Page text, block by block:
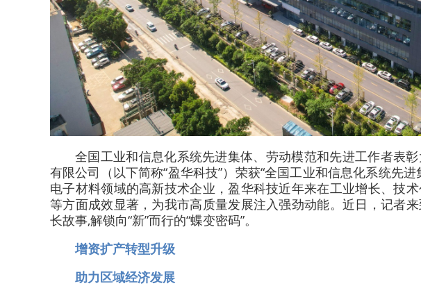
全国工业和信息化系统先进集体、劳动模范和先进工作者表
有限公司（以下简称“盈华科技”）荣获“全国工业和信息化系统先
电子材料领域的高新技术企业，盈华科技近年来在工业增长、技
等方面成效显著，为我市高质量发展注入强劲动能。近日，记者
长故事,解锁向“新”而行的“蝶变密码”。
增资扩产转型升级
助力区域经济发展